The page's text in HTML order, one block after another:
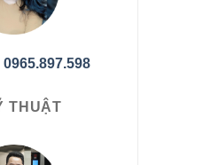
0965.897.598
THUẬT